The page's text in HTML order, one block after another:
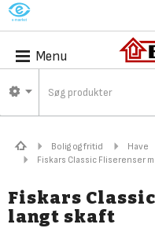
M
Menu
Bolig og fritid Have
Fiskars Classic Fliserenser
Fiskars
langt skaft